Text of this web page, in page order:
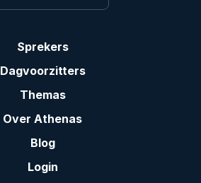
Sprekers
Dagvoorzitters
Themas
Over Athenas
Blog
Login